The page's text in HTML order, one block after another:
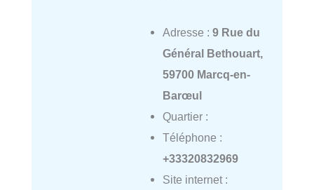
Adresse : 9 Rue du
Général Bethouart,
59700 Marcq-en-
Barœul
Quartier :
Téléphone :
+33320832969
Site internet :